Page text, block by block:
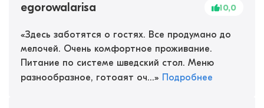
egorowalarisa 10,0
«Здесь заботятся о гостях. Все продумано до
мелочей. Очень комфортное проживание.
Питание по системе шведский стол. Меню
разнообразное, готоаят оч...» Подробнее